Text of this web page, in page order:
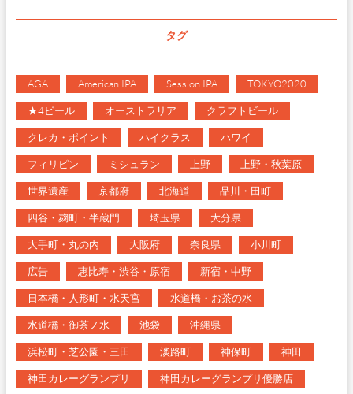
タグ
AGA American IPA Session IPA TOKYO2020
★4ビール オーストラリア クラフトビール
クレカ・ポイント ハイクラス ハワイ
フィリピン ミシュラン 上野 上野・秋葉原
世界遺産 京都府 北海道 品川・田町
四谷・麹町・半蔵門 埼玉県 大分県
大手町・丸の内 大阪府 奈良県 小川町
広告 恵比寿・渋谷・原宿 新宿・中野
日本橋・人形町・水天宮 水道橋・お茶の水
水道橋・御茶ノ水 池袋 沖縄県
浜松町・芝公園・三田 淡路町 神保町 神田
神田カレーグランプリ 神田カレーグランプリ優勝店